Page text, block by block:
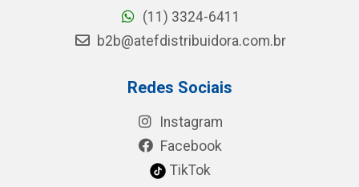
(11) 3324-6411
b2b@atefdistribuidora.com.br
Redes Sociais
Instagram
Facebook
TikTok